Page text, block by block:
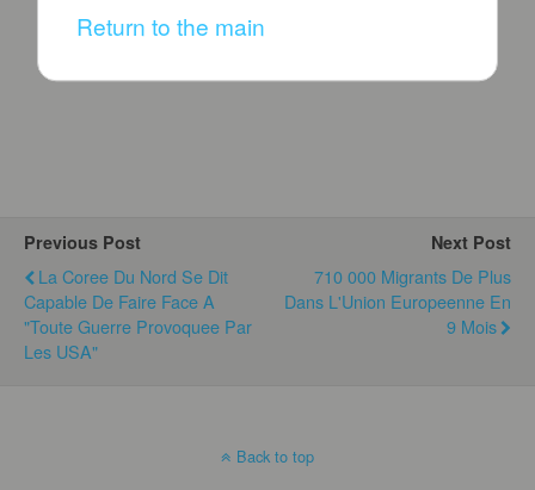
Previous Post
La Coree Du Nord Se Dit
Capable De Faire Face A
"toute Guerre Provoquee Par
Les USA"
Next Post
710 000 Migrants De Plus
Dans L'Union Europeenne En
9 Mois
Back to top
Return to the main